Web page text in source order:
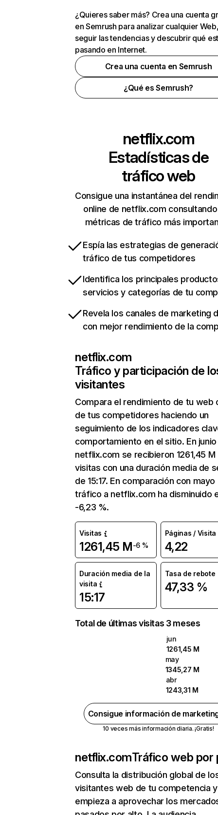
¿Quieres saber más? Crea una cuenta
en Semrush para analizar cualquier
seguir las tendencias y descubrir qué
pasando en Internet.
Crea una cuenta en Semrush
¿Qué es Semrush?
netflix.com
Estadísticas de
tráfico web
Consigue una instantánea del
online de netflix.com
métricas de tráfico más
Espía las estrategias de
tráfico de tus competidores
Identifica los principales
servicios y categorías de tu
Revela los canales de marketing
con mejor rendimiento de la
netflix.com
Tráfico y participación de
visitantes
Compara el rendimiento de tu web
de tus competidores haciendo un
seguimiento de los indicadores
comportamiento en el sitio. En junio
netflix.com se recibieron 1261,45 M
visitas con una duración media de
de 15:17. En comparación con mayo
tráfico a netflix.com ha disminuido
-6,23 %.
Visitas
1261,45 M-6 %
Páginas / Visita
4,22
Duración media de la
visita
15:17
Tasa de rebote
47,33 %
Total de últimas visitas 3 meses
jun
1261,45 M
may
1345,27 M
abr
1243,31 M
Consigue información de
10 veces más información diaria. ¡Gratis!
netflix.comTráfico web por
Consulta la distribución global de
visitantes web de tu competencia y
empieza a aprovechar los